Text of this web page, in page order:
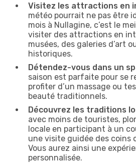
Visitez les attractions en
météo pourrait ne pas être
mois à Nullagine, c’est le
visiter des attractions en
musées, des galeries d’art
historiques.
Détendez-vous dans un
saison est parfaite pour se
profiter d’un massage ou
beauté traditionnels.
Découvrez les traditions
avec moins de touristes,
locale en participant à un
une visite guidée des coins
Vous aurez ainsi une
personnalisée.